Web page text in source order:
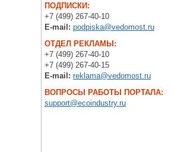
ПОДПИСКИ:
+7 (499) 267-40-10
E-mail: podpiska@vedomost.ru
ОТДЕЛ РЕКЛАМЫ:
+7 (499) 267-40-10
+7 (499) 267-40-15
E-mail: reklama@vedomost.ru
ВОПРОСЫ РАБОТЫ ПОРТАЛА:
support@ecoindustry.ru